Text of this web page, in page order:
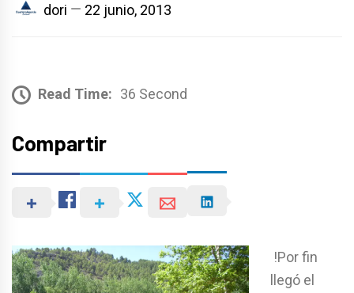
dori 22 junio, 2013
Read Time: 36 Second
Compartir
!Por fin
llegó el